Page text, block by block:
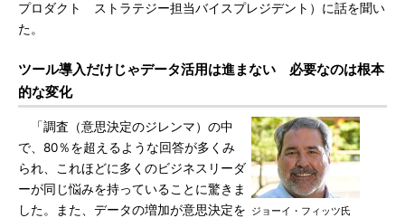
プロダクト ストラテジー担当バイスプレジデント）に話を聞い
た。
ツール導入だけじゃデータ活用は進まない 必要なのは根本
的な変化
ジョーイ・フィッツ氏
「調査（意思決定のジレンマ）の中
で、80％を超えるような回答が多くみ
られ、これほどに多くのビジネスリーダ
ーが同じ悩みを持っていることに驚きま
した。また、データの増加が意思決定を